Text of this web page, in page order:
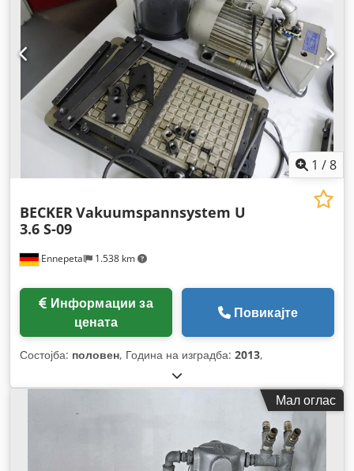
1 /8
Ennepetal 1.538 km
BECKERVakuumspannsystem U
3.6 S-09
цената
Повикајте
Состојба: половен, Година на изградба: 2013,
Мал оглас